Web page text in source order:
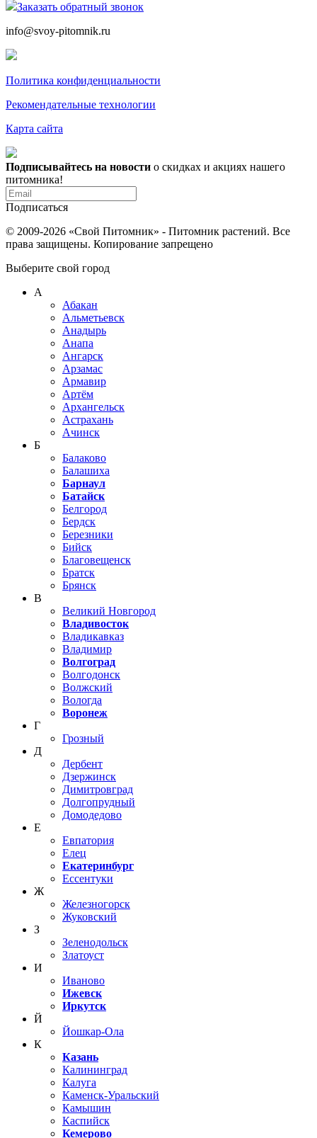
Заказать обратный звонок
info@svoy-pitomnik.ru
Политика конфиденциальности
Рекомендательные технологии
Карта сайта
Подписывайтесь на новости о скидках и акциях нашего
питомника!
Подписаться
© 2009-2026 «Свой Питомник» - Питомник растений. Все
права защищены. Копирование запрещено
Выберите свой город
А
Абакан
Альметьевск
Анадырь
Анапа
Ангарск
Арзамас
Армавир
Артём
Архангельск
Астрахань
Ачинск
Б
Балаково
Балашиха
Барнаул
Батайск
Белгород
Бердск
Березники
Бийск
Благовещенск
Братск
Брянск
В
Великий Новгород
Владивосток
Владикавказ
Владимир
Волгоград
Волгодонск
Волжский
Вологда
Воронеж
Г
Грозный
Д
Дербент
Дзержинск
Димитровград
Долгопрудный
Домодедово
Е
Евпатория
Елец
Екатеринбург
Ессентуки
Ж
Железногорск
Жуковский
З
Зеленодольск
Златоуст
И
Иваново
Ижевск
Иркутск
Й
Йошкар-Ола
К
Казань
Калининград
Калуга
Каменск-Уральский
Камышин
Каспийск
Кемерово